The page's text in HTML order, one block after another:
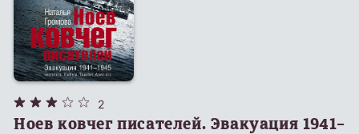
2
Ноев ковчег писателей. Эвакуация 1941–